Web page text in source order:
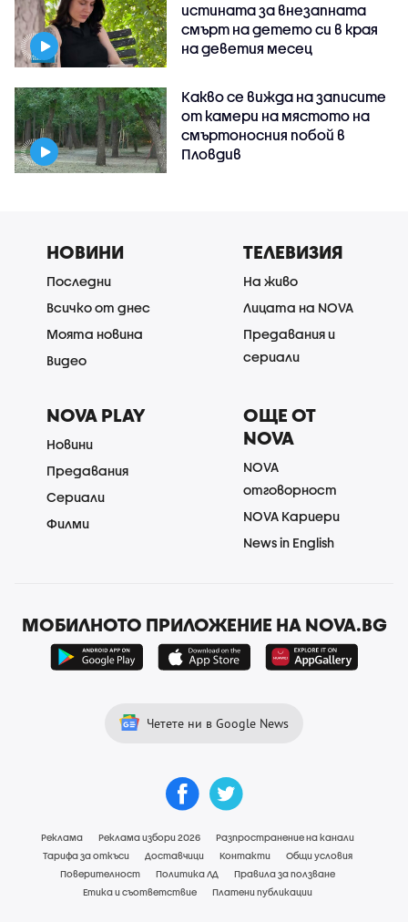
истината за внезапната
смърт на детето си в края
на деветия месец
Какво се вижда на записите
от камери на мястото на
смъртоносния побой в
Пловдив
НОВИНИ
Последни
Всичко от днес
Моята новина
Видео
ТЕЛЕВИЗИЯ
На живо
Лицата на NOVA
Предавания и
сериали
NOVA PLAY
Новини
Предавания
Сериали
Филми
ОЩЕ ОТ
NOVA
NOVA
отговорност
NOVA Кариери
News in English
МОБИЛНОТО ПРИЛОЖЕНИЕ НА NOVA.BG
Четете ни в Google News
Реклама Реклама избори 2026
Разпространение на канали
Тарифа за откъси
Доставчици Контакти
Общи условия
Поверителност
Политика ЛД
Правила за ползване
Етика и съответствие
Платени публикации